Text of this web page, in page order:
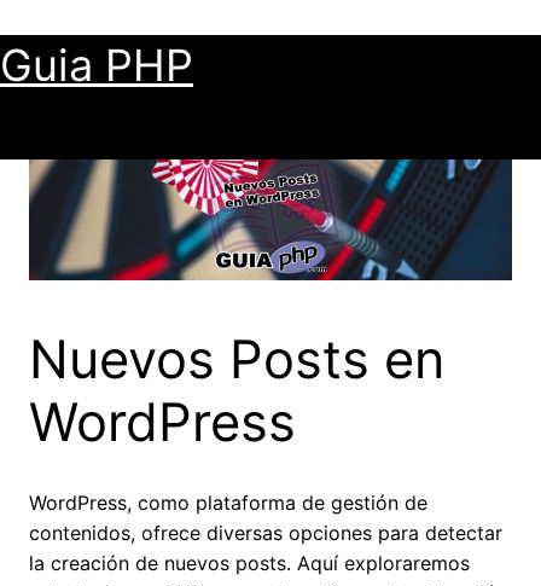
al
contenido
Guia PHP
Nuevos Posts en
WordPress
WordPress, como plataforma de gestión de
contenidos, ofrece diversas opciones para detectar
la creación de nuevos posts. Aquí exploraremos